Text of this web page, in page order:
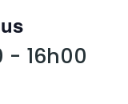
- 16h00